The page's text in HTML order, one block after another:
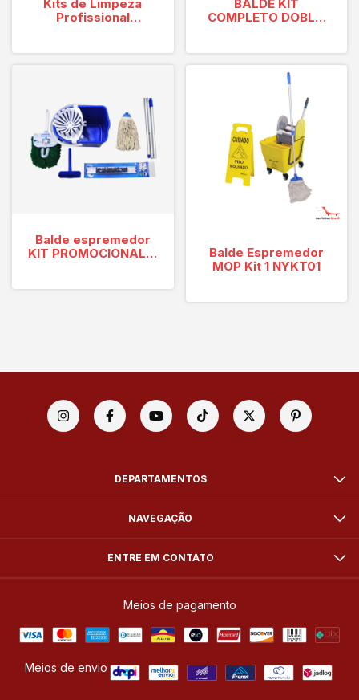
Kits de Limpeza
Profissional
BALDE KIT
COMPLETO DOBLO
Balde espremedor
KIT PROMOCIONAL 5
Balde Espremedor
MOP Kit 1 NYKT01
DEPARTAMENTOS
NAVEGAÇÃO
ENTRE EM CONTATO
Meios de pagamento
Meios de envio